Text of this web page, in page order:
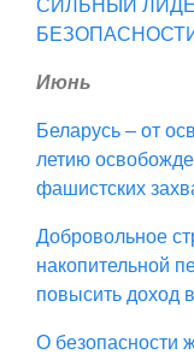
СИЛЬНЫЙ
Июнь
Беларусь – от
летию
фашистских
Добровольное
накопительной
повысить доход
О безопасности